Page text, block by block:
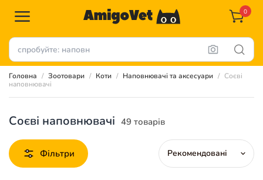
0
Головна Зоотовари Коти Наповнювачі та аксесуари
Соєві
наповнювачі
Соєві наповнювачі 49 товарів
Фільтри